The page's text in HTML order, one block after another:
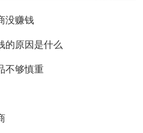
没赚钱
原因是什么
够慎重